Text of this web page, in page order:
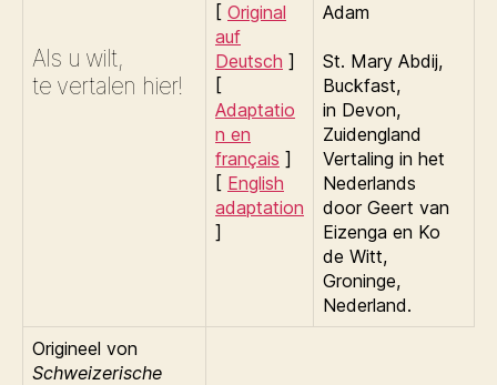
Als u wilt,
te vertalen hier!
[ Original
auf
Deutsch ]
[
Adaptatio
n en
français ]
[ English
adaptation
]
St. Mary Abdij,
Buckfast,
in Devon,
Zuidengland
Vertaling in het
Nederlands
door Geert van
Eizenga en Ko
de Witt,
Groninge,
Nederland.
Origineel von
Schweizerische